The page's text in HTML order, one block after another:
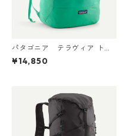
パタゴニア テラヴィア トー
ト パック 24L Aqua Stone 48
814 Patagonia Terravia Tote
¥14,850